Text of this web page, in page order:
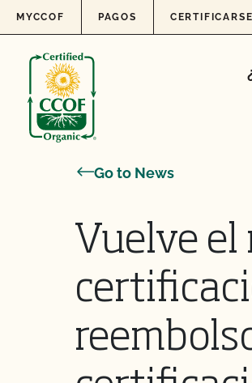
Skip to content
MYCCOF PAGOS CERTIFICARSE
Go to News
Vuelve el